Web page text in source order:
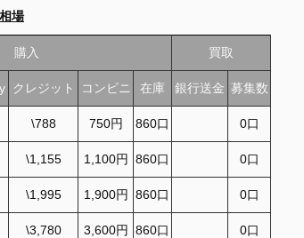
場
購入 買取
クレジット コンビニ 在庫 銀行送金 募集数
\788 750円 860口 0口
\1,155 1,100円 860口 0口
\1,995 1,900円 860口 0口
\3,780 3,600円 860口 0口